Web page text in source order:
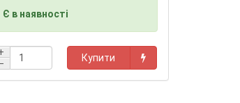
Є в наявності
−
Купити